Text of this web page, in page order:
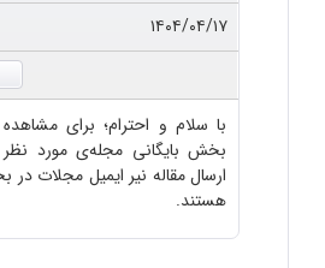
۱۴۰۴/۰۴/۱۷
با سلام و احترام؛ برای
بخش بایگانی مجله‌ی مورد نظر
ارسال مقاله نیر ایمیل مجلات
هستند.